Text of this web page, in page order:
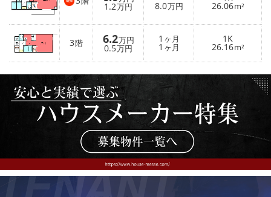
1.2万円 8.0万円 26.06m²
3階 6.2万円
0.5万円
1 ヶ月
1 ヶ月
1K
26.16m²